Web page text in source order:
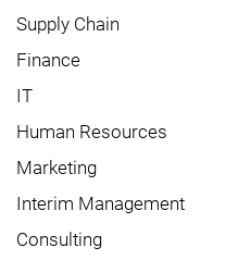
Supply Chain
Finance
IT
Human Resources
Marketing
Interim Management
Consulting